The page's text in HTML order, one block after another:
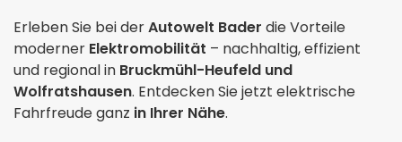
Erleben Sie bei derAutowelt Bader die Vorteile
moderner Elektromobilität – nachhaltig, effizient
und regional in Bruckmühl-Heufeld und
Wolfratshausen. Entdecken Sie jetzt elektrische
Fahrfreude ganz in Ihrer Nähe.